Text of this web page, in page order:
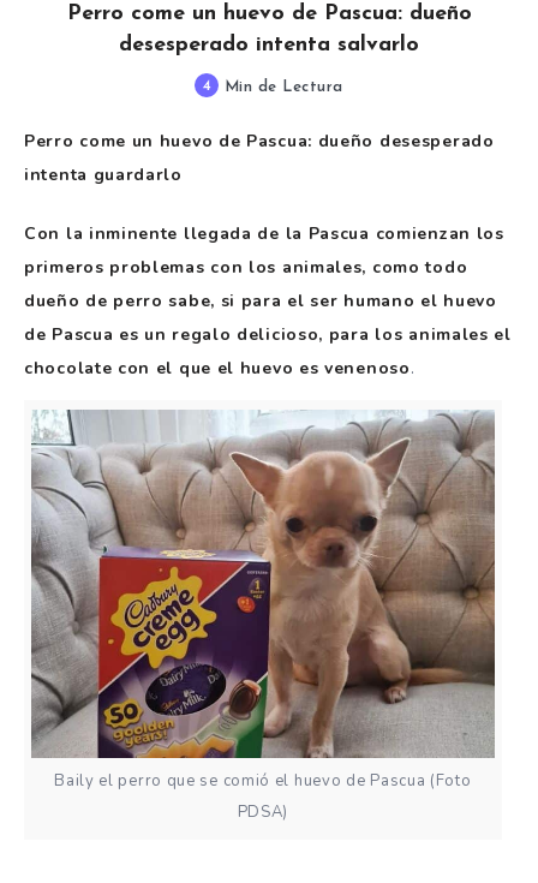
Perro come un huevo de Pascua: dueño
desesperado intenta salvarlo
4 Min de Lectura
Perro come un huevo de Pascua: dueño desesperado
intenta guardarlo
Con la inminente llegada de la Pascua comienzan los
primeros problemas con los animales, como todo
dueño de perro sabe, si para el ser humano el huevo
de Pascua es un regalo delicioso, para los animales el
chocolate con el que el huevo es venenoso.
Baily el perro que se comió el huevo de Pascua (Foto
PDSA)